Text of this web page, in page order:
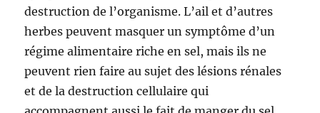
destruction de l’organisme. L’ail et d’autres
herbes peuvent masquer un symptôme d’un
régime alimentaire riche en sel, mais ils ne
peuvent rien faire au sujet des lésions rénales
et de la destruction cellulaire qui